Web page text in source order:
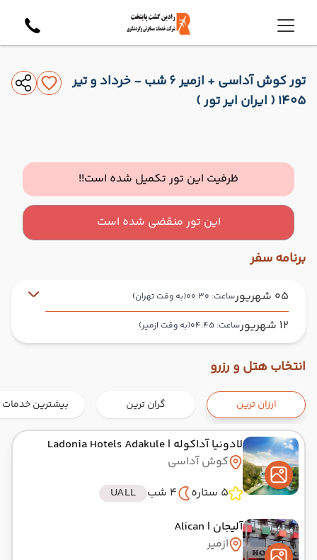
تور کوش آداسی + ازمیر 6 شب - خرداد و تیر
1405 ( ایران ایر تور )
ظرفیت این تور تکمیل شده است!!
این تور منقضی شده است
برنامه سفر
05 شهریور ساعت: 00:30 (به وقت تهران)
12 شهریور ساعت: 04:45 (به وقت ازمیر)
شروع سفر تهران ,
فرودگاه بین‌المللی امام خمینی IKA
نوع سفر :هواییEconomy ایران ایرتور
ساعت حرکت :00:30 مدت سفر :03:30
سفر میانی ازمیر ,
کوش آداسی ,
نوع سفر :زمینی
ساعت حرکت :05:00
انتخاب هتل و رزرو
ارزان ترین گران ترین بیشترین خدمات
لادونیا آداکوله | Ladonia Hotels Adakule
کوش آداسی
5 ستاره
4 شب
UALL
آلیجان | Alican
ازمیر